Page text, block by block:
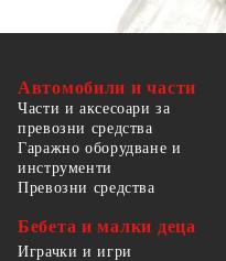
Автомобили и части
Части и аксесоари за
превозни средства
Гаражно оборудване и
инструменти
Превозни средства
Бебета и малки деца
Играчки и игри